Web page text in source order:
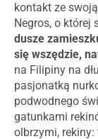
kontakt ze
Negros, o której
dusze
się wszędzie,
na Filipiny na
pasjonatką
podwodnego
gatunkami
olbrzymi,